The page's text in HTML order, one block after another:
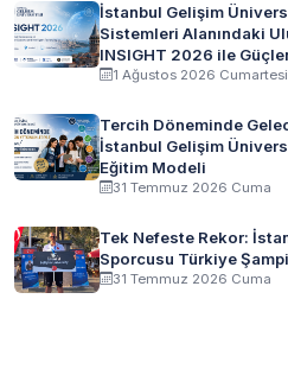
İstanbul Gelişim
Sistemleri Alanındaki
INSIGHT 2026 ile
1 Ağustos 2026 Cumartesi
Tercih Döneminde
İstanbul Gelişim
Eğitim Modeli
31 Temmuz 2026 Cuma
Tek Nefeste Rekor:
Sporcusu Türkiye
31 Temmuz 2026 Cuma